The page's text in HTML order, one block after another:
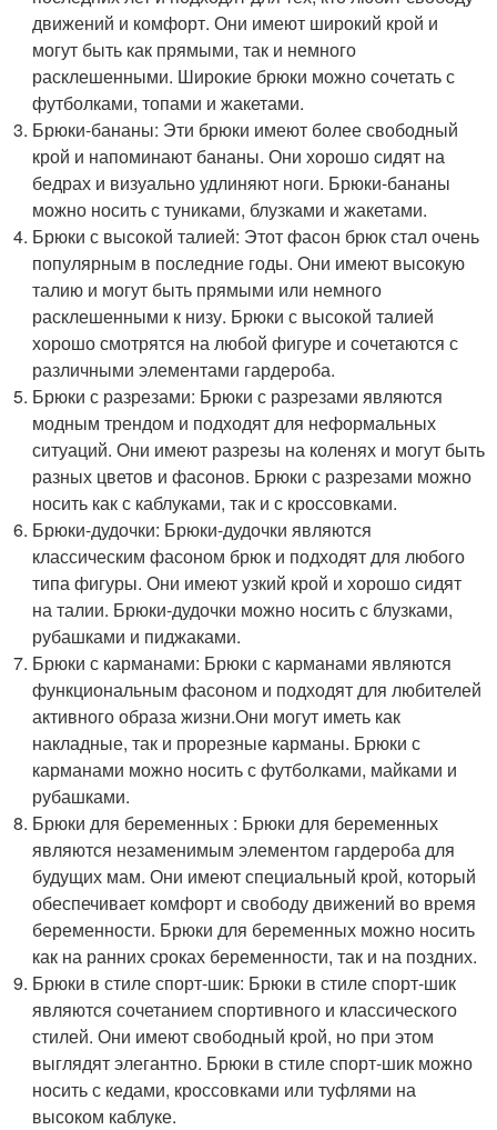
движений и комфорт. Они имеют широкий крой и
могут быть как прямыми, так и немного
расклешенными. Широкие брюки можно сочетать с
футболками, топами и жакетами.
Брюки-бананы: Эти брюки имеют более свободный
крой и напоминают бананы. Они хорошо сидят на
бедрах и визуально удлиняют ноги. Брюки-бананы
можно носить с туниками, блузками и жакетами.
Брюки с высокой талией: Этот фасон брюк стал очень
популярным в последние годы. Они имеют высокую
талию и могут быть прямыми или немного
расклешенными к низу. Брюки с высокой талией
хорошо смотрятся на любой фигуре и сочетаются с
различными элементами гардероба.
Брюки с разрезами: Брюки с разрезами являются
модным трендом и подходят для неформальных
ситуаций. Они имеют разрезы на коленях и могут быть
разных цветов и фасонов. Брюки с разрезами можно
носить как с каблуками, так и с кроссовками.
Брюки-дудочки: Брюки-дудочки являются
классическим фасоном брюк и подходят для любого
типа фигуры. Они имеют узкий крой и хорошо сидят
на талии. Брюки-дудочки можно носить с блузками,
рубашками и пиджаками.
Брюки с карманами: Брюки с карманами являются
функциональным фасоном и подходят для любителей
активного образа жизни.Они могут иметь как
накладные, так и прорезные карманы. Брюки с
карманами можно носить с футболками, майками и
рубашками.
Брюки для беременных : Брюки для беременных
являются незаменимым элементом гардероба для
будущих мам. Они имеют специальный крой, который
обеспечивает комфорт и свободу движений во время
беременности. Брюки для беременных можно носить
как на ранних сроках беременности, так и на поздних.
Брюки в стиле спорт-шик: Брюки в стиле спорт-шик
являются сочетанием спортивного и классического
стилей. Они имеют свободный крой, но при этом
выглядят элегантно. Брюки в стиле спорт-шик можно
носить с кедами, кроссовками или туфлями на
высоком каблуке.